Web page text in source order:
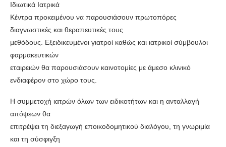
Ιδιωτικά Ιατρικά
Κέντρα προκειμένου να παρουσιάσουν πρωτοπόρες
διαγνωστικές και θεραπευτικές τους
μεθόδους. Εξειδικευμένοι γιατροί καθώς και ιατρικοί σύμβουλοι
φαρμακευτικών
εταιρειών θα παρουσιάσουν καινοτομίες με άμεσο κλινικό
ενδιαφέρον στο χώρο τους.
Η συμμετοχή ιατρών όλων των ειδικοτήτων και η ανταλλαγή
απόψεων θα
επιτρέψει τη διεξαγωγή εποικοδομητικού διαλόγου, τη γνωριμία
και τη σύσφιγξη